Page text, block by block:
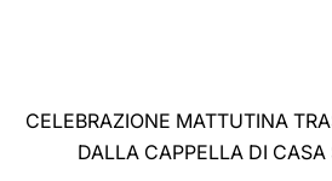
CELEBRAZIONE MATTUTINA
DALLA CAPPELLA DI